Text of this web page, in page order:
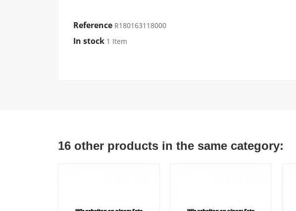
Reference R180163118000
In stock 1 Item
16 other products in the same category: